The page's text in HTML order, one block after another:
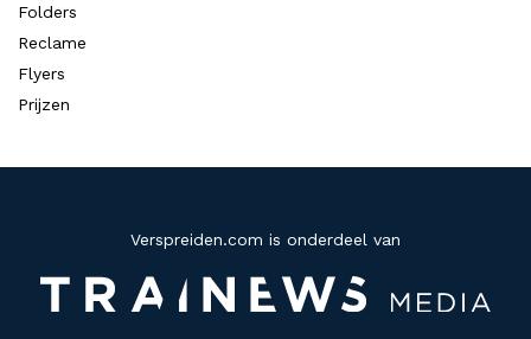
Folders
Reclame
Flyers
Prijzen
Verspreiden.com is onderdeel van